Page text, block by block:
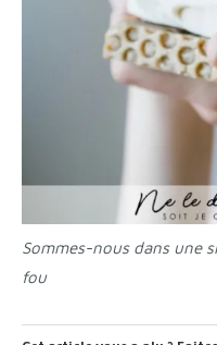
Sommes-nous dans une
fou